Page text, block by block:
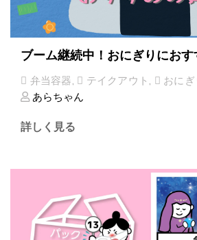
ブーム継続中！おにぎりにお
弁当容器, テイクアウト ,
おに
あらちゃん
詳しく見る